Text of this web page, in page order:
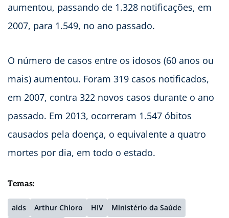
aumentou, passando de 1.328 notificações, em
2007, para 1.549, no ano passado.
O número de casos entre os idosos (60 anos ou
mais) aumentou. Foram 319 casos notificados,
em 2007, contra 322 novos casos durante o ano
passado. Em 2013, ocorreram 1.547 óbitos
causados pela doença, o equivalente a quatro
mortes por dia, em todo o estado.
Temas:
aids Arthur Chioro HIV Ministério da Saúde